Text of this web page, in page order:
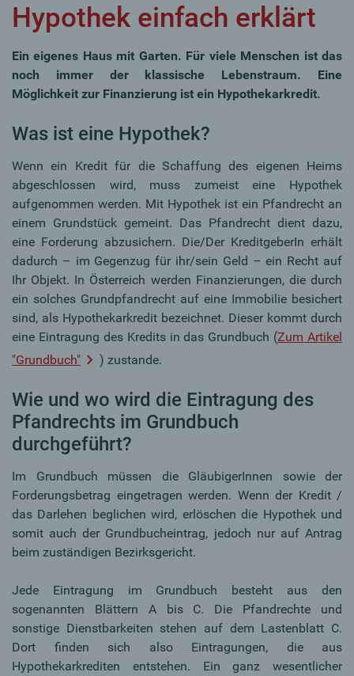
Hypothek einfach erklärt
Ein eigenes Haus mit Garten. Für viele Menschen ist das
noch immer der klassische Lebenstraum. Eine
Möglichkeit zur Finanzierung ist ein Hypothekarkredit.
Was ist eine Hypothek?
Wenn ein Kredit für die Schaffung des eigenen Heims
abgeschlossen wird, muss zumeist eine Hypothek
aufgenommen werden. Mit Hypothek ist ein Pfandrecht an
einem Grundstück gemeint. Das Pfandrecht dient dazu,
eine Forderung abzusichern. Die/Der KreditgeberIn erhält
dadurch – im Gegenzug für ihr/sein Geld – ein Recht auf
Ihr Objekt. In Österreich werden Finanzierungen, die durch
ein solches Grundpfandrecht auf eine Immobilie besichert
sind, als Hypothekarkredit bezeichnet. Dieser kommt durch
eine Eintragung des Kredits in das Grundbuch (Zum Artikel
"Grundbuch"
) zustande.
Wie und wo wird die Eintragung des
Pfandrechts im Grundbuch
durchgeführt?
Im Grundbuch müssen die GläubigerInnen sowie der
Forderungsbetrag eingetragen werden. Wenn der Kredit /
das Darlehen beglichen wird, erlöschen die Hypothek und
somit auch der Grundbucheintrag, jedoch nur auf Antrag
beim zuständigen Bezirksgericht.
Jede Eintragung im Grundbuch besteht aus den
sogenannten Blättern A bis C. Die Pfandrechte und
sonstige Dienstbarkeiten stehen auf dem Lastenblatt C.
Dort finden sich also Eintragungen, die aus
Hypothekarkrediten entstehen. Ein ganz wesentlicher